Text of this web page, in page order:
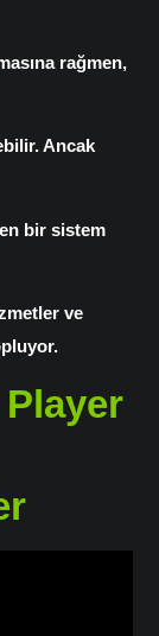
rağmen,
Ancak
bir sistem
ve